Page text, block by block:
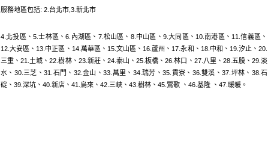
服務地區包括: 2. 台北市 ,3. 新北市
4. 北投區 、5.士林區 、6. 內湖區 、7. 松山區 、8. 中山區 、9. 大同區 、10.南港區 、11.信義區 、
12. 大安區 、13. 中正區 、14. 萬華區 、15. 文山區 、16. 蘆州 、17.永和 、18. 中和 、19. 汐止 、20.
三重 、21. 土城 、22.樹林、23. 新莊、24. 泰山 、25.板橋 、26.林口 、27. 八里 、28. 五股 、29.淡
水 、30. 三芝 、31. 石門 、32. 金山 、33. 萬里 、34. 瑞芳 、35. 貢寮 、36. 雙溪 、37. 坪林 、38. 石
碇 、39. 深坑 、40. 新店 、41. 烏來 、42. 三峽 、43. 樹林 、45. 鶯歌 、46. 基隆 、47. 暖暖 。